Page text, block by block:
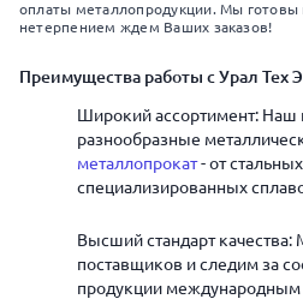
оплаты металлопродукции. Мы готовы
нетерпением ждем Ваших заказов!
Преимущества работы с Урал Тех
Широкий ассортимент: Наш
разнообразные
металлопрокат- от
специализированных
Высший стандарт
поставщиков и следим за
продукции международным